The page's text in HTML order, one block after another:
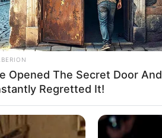
Opened The Secret Door And
Regretted It!